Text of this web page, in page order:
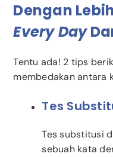
Dengan
Every Day
Tentu ada! 2 tips
membedakan antara
Tes
Tes substitusi
sebuah kata